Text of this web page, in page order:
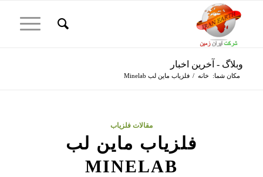
وبلاگ - آخرین اخبار
مکان شما: خانه / فلزیاب ماین لب Minelab
مقالات فلزیاب
فلزیاب ماین لب
MINELAB